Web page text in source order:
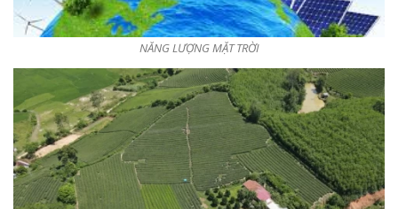
NĂNG LƯỢNG MẶT TRỜI